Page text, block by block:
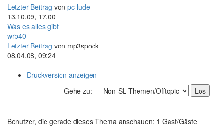
Letzter Beitrag von pc-lude
13.10.09, 17:00
Was es alles gibt
wrb40
Letzter Beitrag von mp3spock
08.04.08, 09:24
Druckversion anzeigen
Gehe zu:
Benutzer, die gerade dieses Thema anschauen: 1 Gast/Gäste